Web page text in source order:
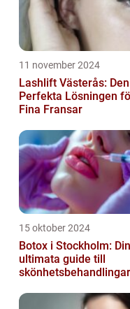
11 november 2024
Lashlift Västerås: Den
Perfekta Lösningen
Fina Fransar
15 oktober 2024
Botox i Stockholm: Din
ultimata guide till
skönhetsbehandlingar